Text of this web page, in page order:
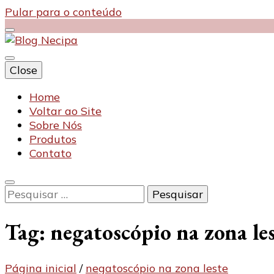
Pular para o conteúdo
Blog Necipa
Close
Home
Voltar ao Site
Sobre Nós
Produtos
Contato
Pesquisar
por:
Tag: negatoscópio na zona
Página inicial / negatoscópio na zona leste